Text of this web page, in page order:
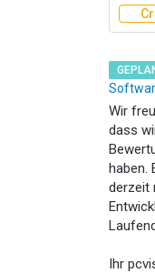
Wir
dass
haben.
derzeit
Ihr